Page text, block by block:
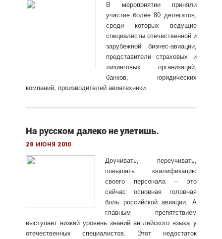
В мероприятии приняли
участие более 80 делегатов,
среди которых ведущие
специалисты отечественной и
зарубежной бизнес-авиации,
представители страховых и
лизинговых организаций,
банков, юридических
компаний, производителей авиатехники.
На русском далеко не улетишь.
28 июня 2010
Доучивать, переучивать,
повышать квалификацию
своего персонала – это
сейчас основная головная
боль российской авиации. А
главным препятствием
выступает низкий уровень знаний английского языка у
отечественных специалистов. Этот недостаток